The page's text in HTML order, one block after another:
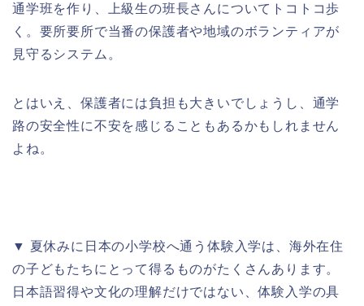
通学班を作り、上級生の班長さんについてトコトコ歩
く。要所要所で当番の保護者や地域のボランティアが
見守るシステム。
とはいえ、保護者には負担も大きいでしょうし、通学
路の安全性に不安を感じることもあるかもしれません
よね。
▼ 夏休みに日本の小学校へ通う体験入学は、海外在住
の子どもたちにとって得るものがたくさんあります。
日本語習得や文化の理解だけではない、体験入学の具